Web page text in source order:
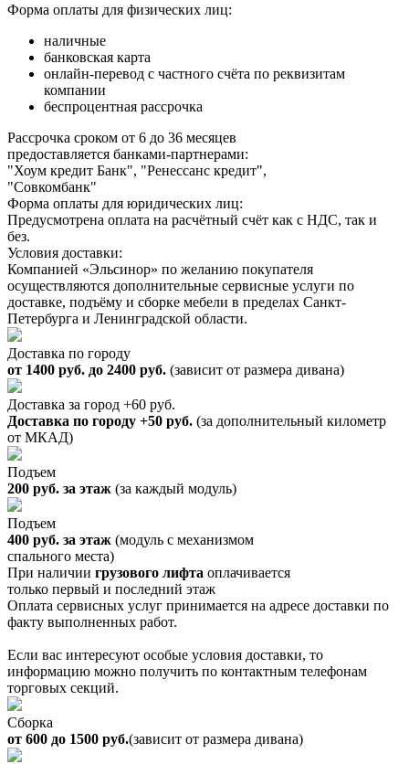
Форма оплаты для физических лиц:
наличные
банковская карта
онлайн-перевод с частного счёта по реквизитам
компании
беспроцентная рассрочка
Рассрочка сроком от 6 до 36 месяцев
предоставляется банками-партнерами:
"Хоум кредит Банк", "Ренессанс кредит",
"Совкомбанк"
Форма оплаты для юридических лиц:
Предусмотрена оплата на расчётный счёт как с НДС, так и
без.
Условия доставки:
Компанией «Эльсинор» по желанию покупателя
осуществляются дополнительные сервисные услуги по
доставке, подъёму и сборке мебели в пределах Санкт-
Петербурга и Ленинградской области.
Доставка по городу
от 1400 руб. до 2400 руб. (зависит от размера дивана)
Доставка за город +60 руб.
Доставка по городу +50 руб. (за дополнительный километр
от МКАД)
Подъем
200 руб. за этаж (за каждый модуль)
Подъем
400 руб. за этаж (модуль с механизмом
спального места)
При наличии грузового лифта оплачивается
только первый и последний этаж
Оплата сервисных услуг принимается на адресе доставки по
факту выполненных работ.
Если вас интересуют особые условия доставки, то
информацию можно получить по контактным телефонам
торговых секций.
Сборка
от 600 до 1500 руб.(зависит от размера дивана)